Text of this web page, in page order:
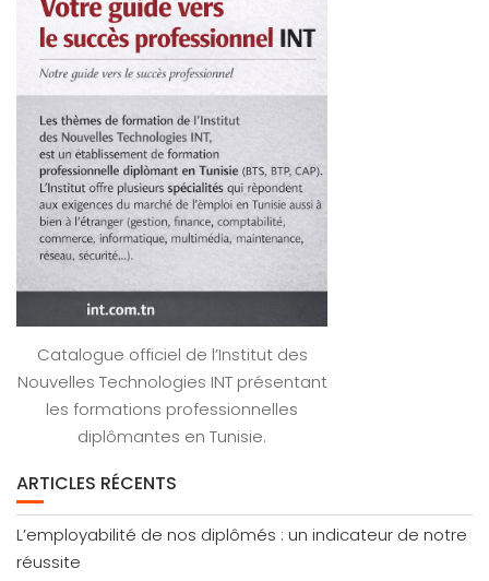
Catalogue officiel de l’Institut des
Nouvelles Technologies INT présentant
les formations professionnelles
diplômantes en Tunisie.
ARTICLES RÉCENTS
L’employabilité de nos diplômés : un indicateur de notre
réussite